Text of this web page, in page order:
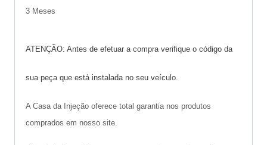
3 Meses
ATENÇÃO: Antes de efetuar a compra verifique o código da
sua peça que está instalada no seu veículo.
A Casa da Injeção oferece total garantia nos produtos
comprados em nosso site.